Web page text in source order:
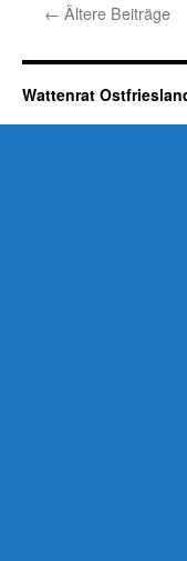
← Ältere Beiträge
Wattenrat